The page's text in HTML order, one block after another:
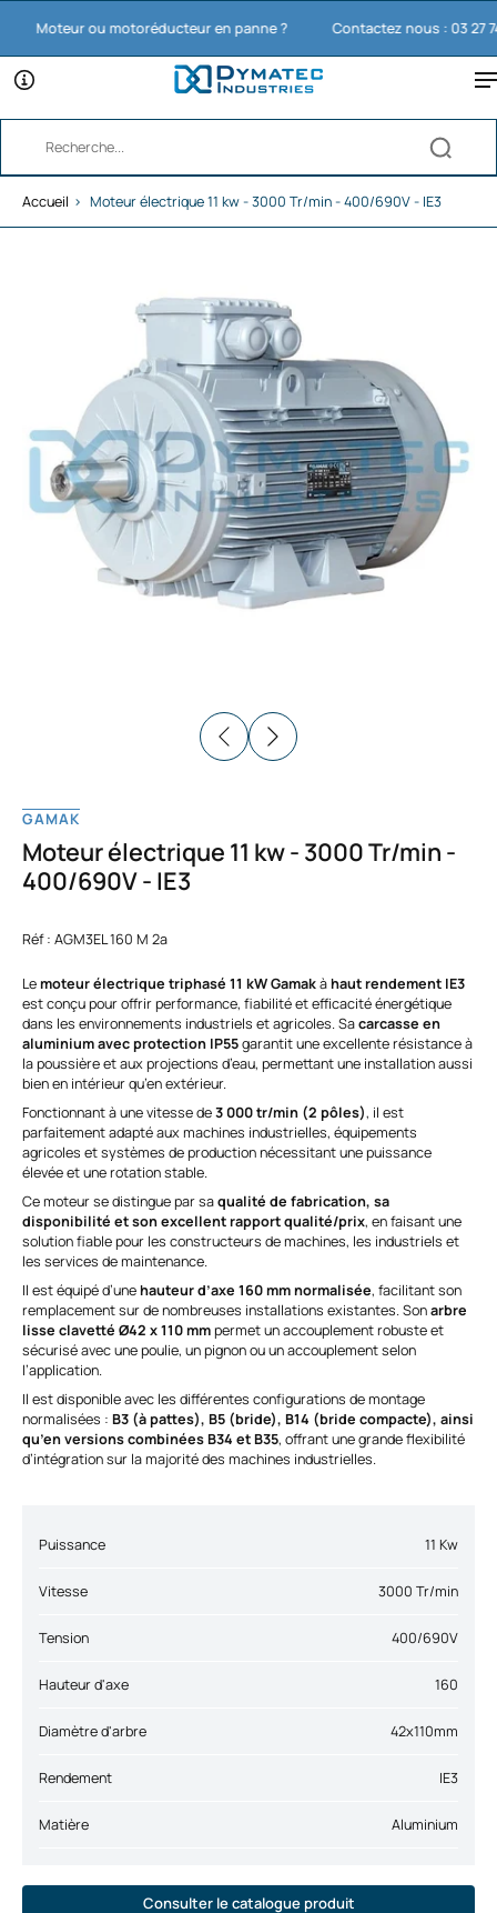
Moteur ou motoréducteur en panne ? Contactez nous : 03 27 74 11
Accueil › Moteur électrique 11 kw - 3000 Tr/min - 400/690V - IE3
GAMAK
Moteur électrique 11 kw - 3000 Tr/min -
400/690V - IE3
Réf : AGM3EL 160 M 2a
Lemoteur électrique triphasé 11 kW Gamakàhaut rendement IE3
est conçu pour offrir performance, fiabilité et efficacité énergétique
dans les environnements industriels et agricoles. Sacarcasse en
aluminium avec protection IP55garantit une excellente résistance à
la poussière et aux projections d’eau, permettant une installation aussi
bien en intérieur qu’en extérieur.
Fonctionnant à une vitesse de3 000 tr/min (2 pôles), il est
parfaitement adapté aux machines industrielles, équipements
agricoles et systèmes de production nécessitant une puissance
élevée et une rotation stable.
Ce moteur se distingue par saqualité de fabrication, sa
disponibilité et son excellent rapport qualité/prix, en faisant une
solution fiable pour les constructeurs de machines, les industriels et
les services de maintenance.
Il est équipé d’unehauteur d’axe 160 mm normalisée, facilitant son
remplacement sur de nombreuses installations existantes. Sonarbre
lisse clavetté Ø42 x 110 mmpermet un accouplement robuste et
sécurisé avec une poulie, un pignon ou un accouplement selon
l’application.
Il est disponible avec les différentes configurations de montage
normalisées : B3 (à pattes), B5 (bride), B14 (bride compacte), ainsi
qu’en versions combinées B34 et B35, offrant une grande flexibilité
d’intégration sur la majorité des machines industrielles.
Puissance 11 Kw
Vitesse 3000 Tr/min
Tension 400/690V
Hauteur d'axe 160
Diamètre d'arbre 42x110mm
Rendement IE3
Matière Aluminium
Consulter le catalogue produit